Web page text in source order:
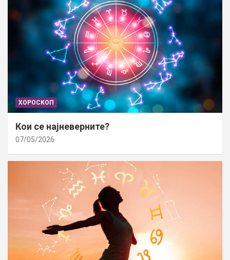
ХОРОСКОП
Кои се најневерните?
07/05/2026